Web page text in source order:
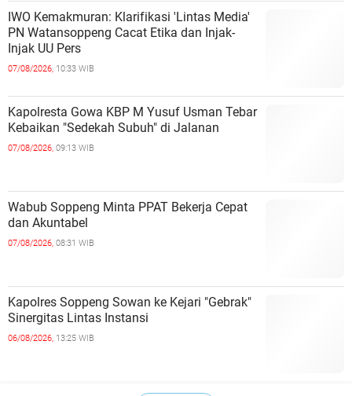
IWO Kemakmuran: Klarifikasi 'Lintas Media'
PN Watansoppeng Cacat Etika dan Injak-
Injak UU Pers
07/08/2026, 10:33 WIB
Kapolresta Gowa KBP M Yusuf Usman Tebar
Kebaikan "Sedekah Subuh" di Jalanan ‎
07/08/2026, 09:13 WIB
Wabub Soppeng Minta PPAT Bekerja Cepat
dan Akuntabel ‎
07/08/2026, 08:31 WIB
Kapolres Soppeng Sowan ke Kejari "Gebrak"
Sinergitas Lintas Instansi ‎
06/08/2026, 13:25 WIB